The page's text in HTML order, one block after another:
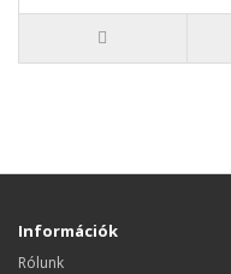
Információk
Rólunk